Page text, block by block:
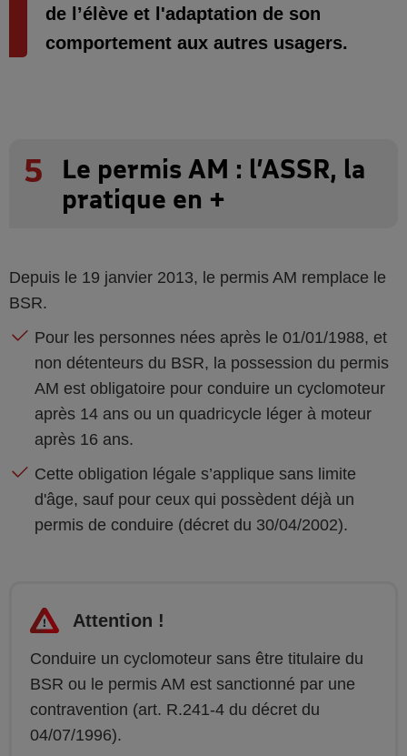
de l’élève et l'adaptation de son
comportement aux autres usagers.
5
Le permis AM : l’ASSR, la
pratique en +
Depuis le 19 janvier 2013, le permis AM remplace le
BSR.
Pour les personnes nées après le 01/01/1988, et
non détenteurs du BSR, la possession du permis
AM est obligatoire pour conduire un cyclomoteur
après 14 ans ou un quadricycle léger à moteur
après 16 ans.
Cette obligation légale s’applique sans limite
d'âge, sauf pour ceux qui possèdent déjà un
permis de conduire (décret du 30/04/2002).
Attention !
Conduire un cyclomoteur sans être titulaire du
BSR ou le permis AM est sanctionné par une
contravention (art. R.241-4 du décret du
04/07/1996).